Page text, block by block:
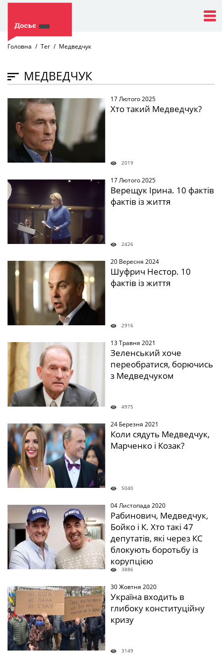
Головна Тег Медведчук
МЕДВЕДЧУК
17 Лютого 2025
Хто такий Медведчук?
2019
" /> 17 Лютого 2025
Верещук Ірина. 10 фактів
фактів із життя
2426
" /> 20 Вересня 2024
Шуфрич Нестор. 10
фактів із життя
2916
" /> 13 Травня 2021
Зеленський хоче
переобратися, борючись
з Медведчуком
4975
" /> 24 Березня 2021
Коли сядуть Медведчук,
Марченко і Козак?
5040
04 Листопада 2020
Рабинович, Медведчук,
Бойко і К. Хто такі 47
депутатів, які через КС
блокують боротьбу із
корупцією
3886
" /> 30 Жовтня 2020
Україна входить в
глибоку конституційну
кризу
3149